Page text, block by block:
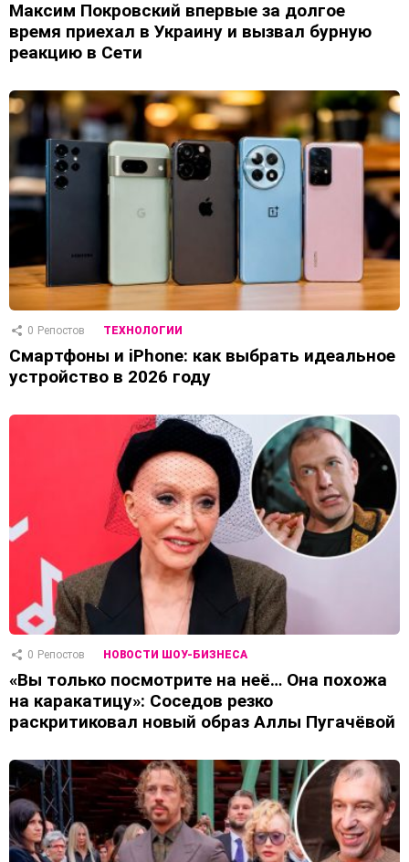
Максим Покровский впервые за долгое
время приехал в Украину и вызвал бурную
реакцию в Сети
0 Репостов ТЕХНОЛОГИИ
Смартфоны и iPhone: как выбрать идеальное
устройство в 2026 году
0 Репостов НОВОСТИ ШОУ-БИЗНЕСА
«Вы только посмотрите на неё… Она похожа
на каракатицу»: Соседов резко
раскритиковал новый образ Аллы Пугачёвой